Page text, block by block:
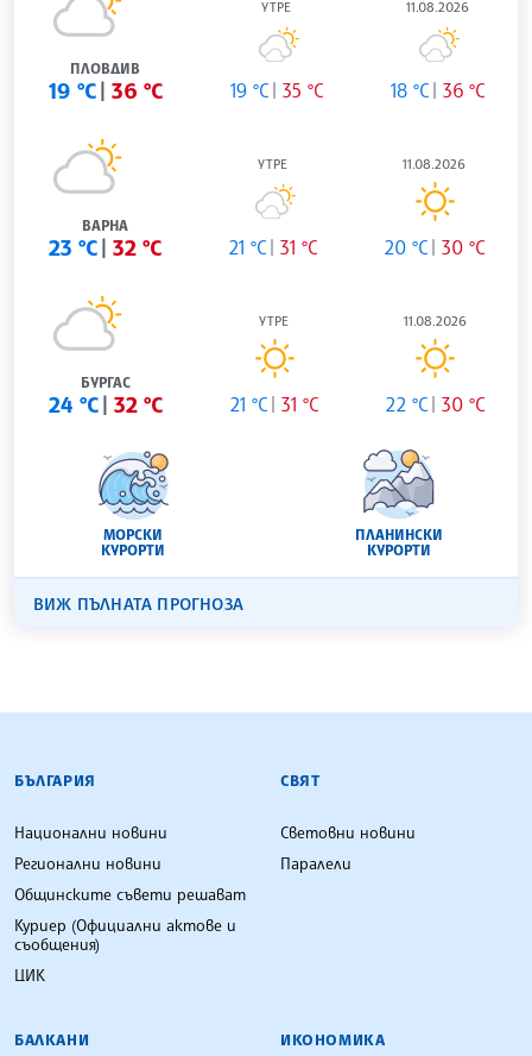
ПЛОВДИВ
19 °C 36 °C
УТРЕ
19 °C 35 °C
11.08.2026
18 °C 36 °C
ВАРНА
23 °C 32 °C
УТРЕ
21 °C 31 °C
11.08.2026
20 °C 30 °C
БУРГАС
24 °C 32 °C
УТРЕ
21 °C 31 °C
11.08.2026
22 °C 30 °C
МОРСКИ
КУРОРТИ
ПЛАНИНСКИ
КУРОРТИ
ВИЖ ПЪЛНАТА ПРОГНОЗА
БЪЛГАРСКА ТЕЛЕГРАФНА АГЕНЦИЯ
БЪЛГАРИЯ
Национални новини
Регионални новини
Общинските съвети решават
Куриер (Официални актове и
съобщения)
ЦИК
СВЯТ
Световни новини
Паралели
БАЛКАНИ ИКОНОМИКА